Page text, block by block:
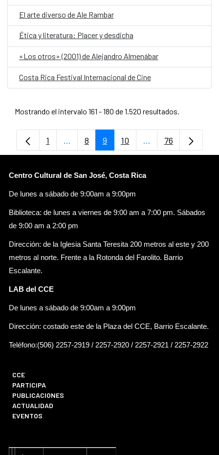
El arte diverso de Ale Rambar
Ética y literatura: Placer y desdicha
«Los otros» (2001) de Alejandro Almenábar
Costa Rica Festival Internacional de Cine
Mostrando el intervalo 161 - 180 de 1.520 resultados.
Página
1 ...Páginas intermedias Use TAB para
Página
8 Página
9 Página
10 ...PáginasPágina
76
Centro Cultural de San José, Costa Rica
De lunes a sábado de 9:00am a 9:00pm
Biblioteca: de lunes a viernes de 9:00 am a 7:00 pm. Sábados
de 9:00 am a 2:00 pm
Dirección: de la Iglesia Santa Teresita 200 metros al este y 200
metros al norte. Frente a la Rotonda del Farolito. Barrio
Escalante.
LAB del CCE
De lunes a sábado de 9:00am a 9:00pm
Dirección: costado este de la Plaza del CCE, Barrio Escalante.
Teléfono:(506) 2257-2919 / 2257-2920 / 2257-2921 / 2257-2922
CCE
PARTICIPA
PUBLICACIONES
ACTUALIDAD
EVENTOS